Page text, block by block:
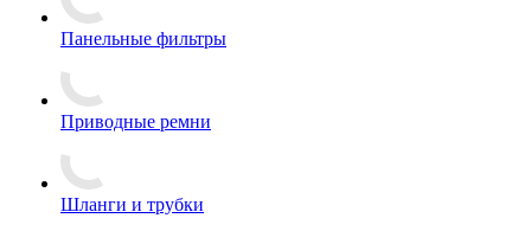
Панельные фильтры
Приводные ремни
Шланги и трубки